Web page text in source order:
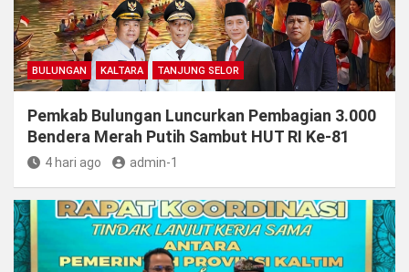
BULUNGAN KALTARA TANJUNG SELOR
Pemkab Bulungan Luncurkan Pembagian 3.000
Bendera Merah Putih Sambut HUT RI Ke-81
4 hari ago admin-1